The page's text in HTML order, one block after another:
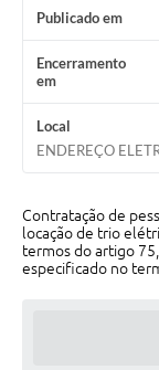
Arquivos para
SIC
Contato
Publicado em
Encerramento
em
Local
ENDEREÇO
Contratação de
locação de trio
termos do artigo
especificado no